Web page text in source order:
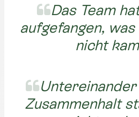
Das Team
aufgefangen,
nicht
Zusammenhalt